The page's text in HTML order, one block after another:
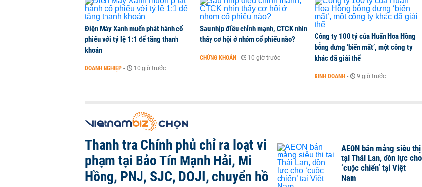
Điện Máy Xanh muốn phát hành cổ
phiếu với tỷ lệ 1:1 để tăng thanh
khoản
DOANH NGHIỆP - 10 giờ trước
Sau nhịp điều chỉnh mạnh, CTCK nhìn
thấy cơ hội ở nhóm cổ phiếu nào?
CHỨNG KHOÁN - 10 giờ trước
Công ty 100 tỷ của Huấn Hoa Hồng
bỗng dưng ‘biến mất’, một công ty
khác đã giải thể
KINH DOANH - 9 giờ trước
Thanh tra Chính phủ chỉ ra loạt vi
phạm tại Bảo Tín Mạnh Hải, Mi
Hồng, PNJ, SJC, DOJI, chuyển hồ
AEON bán mảng siêu thị
tại Thái Lan, dồn lực cho
‘cuộc chiến’ tại Việt
Nam